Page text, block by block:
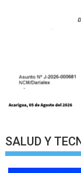
SALUD Y